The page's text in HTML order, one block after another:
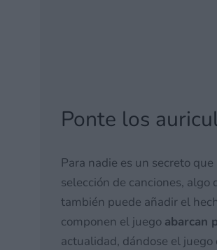
Ponte los
Para nadie es un secreto
selección de canciones, algo
también puede añadir el
componen el juego abarcan
actualidad, dándose el juego